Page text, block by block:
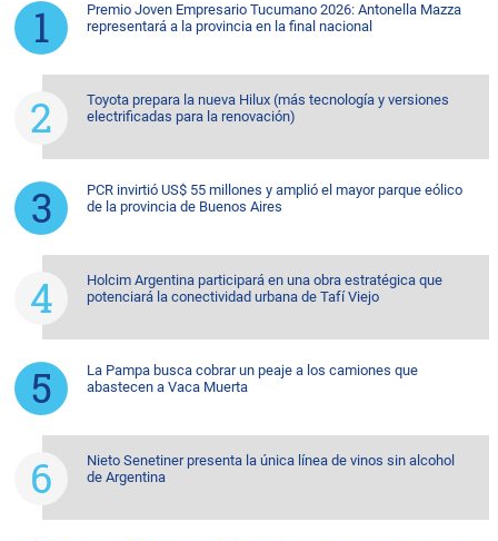
Premio Joven Empresario Tucumano 2026: Antonella Mazza
representará a la provincia en la final nacional
Toyota prepara la nueva Hilux (más tecnología y versiones
electrificadas para la renovación)
PCR invirtió US$ 55 millones y amplió el mayor parque eólico
de la provincia de Buenos Aires
Holcim Argentina participará en una obra estratégica que
potenciará la conectividad urbana de Tafí Viejo
La Pampa busca cobrar un peaje a los camiones que
abastecen a Vaca Muerta
Nieto Senetiner presenta la única línea de vinos sin alcohol
de Argentina